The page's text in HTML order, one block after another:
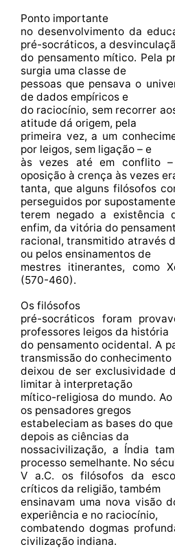
Ponto importante
no desenvolvimento da
pré-socráticos, a
do pensamento mítico. Pela
surgia uma classe de
pessoas que pensava o
de dados empíricos e
do raciocínio, sem recorrer
atitude dá origem, pela
primeira vez, a um
por leigos, sem ligação – e
às vezes até em conflito
oposição à crença às vezes
tanta, que alguns filósofos
perseguidos por supostamente
terem negado a existência
enfim, da vitória do
racional, transmitido através
ou pelos ensinamentos de
mestres itinerantes, como
(570-460).
Os filósofos
pré-socráticos foram
professores leigos da história
do pensamento ocidental. A
transmissão do conhecimento
deixou de ser exclusividade
limitar à interpretação
mítico-religiosa do mundo.
os pensadores gregos
estabeleciam as bases do
depois as ciências da
nossacivilização, a Índia
processo semelhante. No
V a.C. os filósofos da
críticos da religião, também
ensinavam uma nova visão
experiência e no raciocínio,
combatendo dogmas
civilização indiana.